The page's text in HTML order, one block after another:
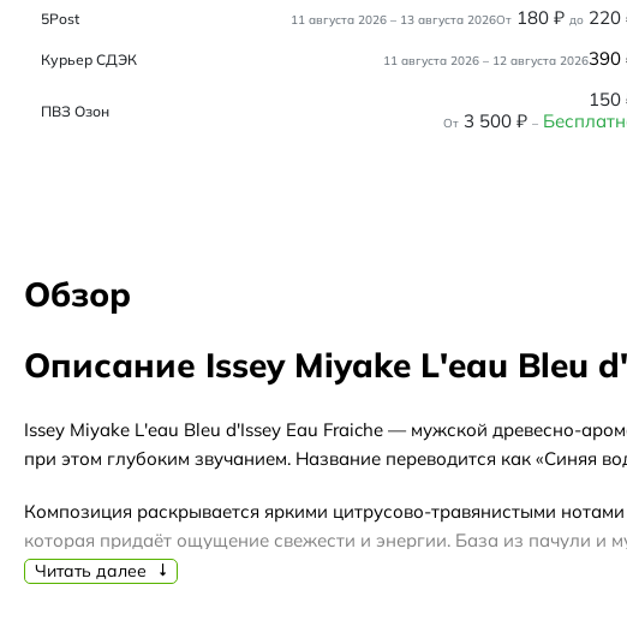
5Post 11 августа 2026 – 13 августа 2026От 180 ₽ до 220
Курьер СДЭК 11 августа 2026 – 12 августа 2026390
ПВЗ Озон 150
От 3 500 ₽ –
Обзор
Описание Issey Miyake L'eau Bleu
Issey Miyake L'eau Bleu d'Issey Eau Fraiche — мужской древесно-
при этом глубоким звучанием. Название переводится как «Синяя
Композиция раскрывается яркими цитрусово-травянистыми
которая придаёт ощущение свежести и энергии. База из пачули и
Читать далее